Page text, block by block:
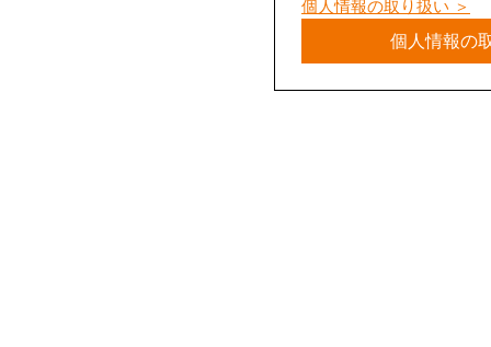
個人情報の取り扱い ＞
個人情報の